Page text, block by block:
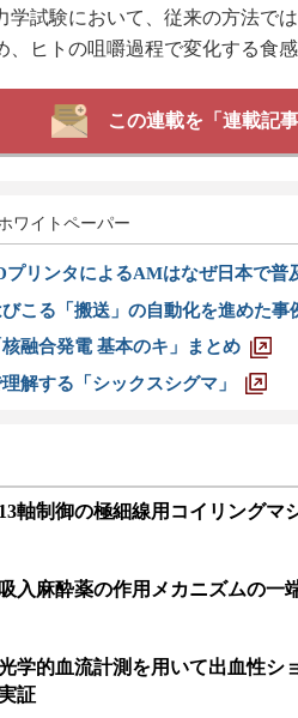
学試験において、従来の方法で
、ヒトの咀嚼過程で変化する食
この連載を「連載記
ワイトペーパー
プリンタによるAMはなぜ日本で普
びこる「搬送」の自動化を進めた事
融合発電 基本のキ」まとめ
解する「シックスシグマ」
13軸制御の極細線用コイリングマ
吸入麻酔薬の作用メカニズムの一
学的血流計測を用いて出血性シ
証